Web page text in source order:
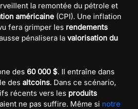
la remontée du pétrole et
américaine (CPI). Une inflation
fera grimper les rendements
pénalisera la valorisation du
des 60 000 $. Il entraîne dans
des altcoins. Dans ce scénario,
récents vers les produits
ne pas suffire. Même si notre